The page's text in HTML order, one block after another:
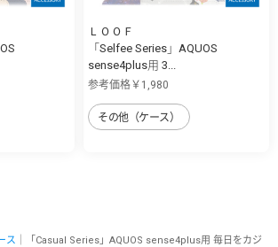
ＬＯＯＦ
「Selfee Series」AQUOS
sense4plus用 3...
参考価格￥1,980
その他（ケース）
ス ｜「Casual Series」AQUOS sense4plus用 毎日をカジ